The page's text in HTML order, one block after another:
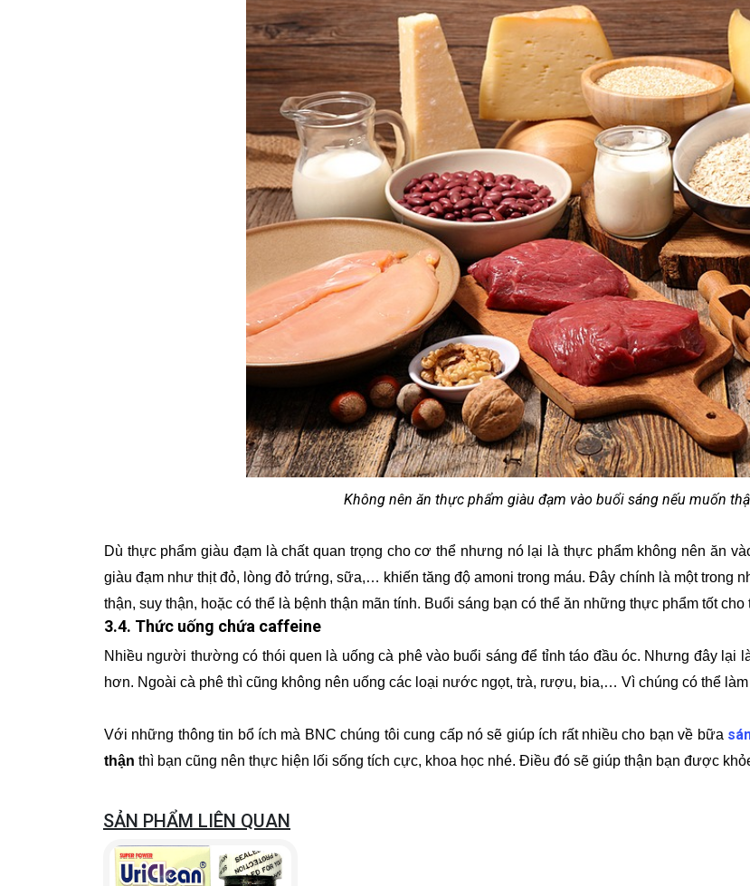
Không nên ăn thực phẩm giàu đạm vào buổi sáng nếu muốn
Dù thực phẩm giàu đạm là chất quan trọng cho cơ thể nhưng nó lại là thực phẩm không nên ăn
giàu đạm như thịt đỏ, lòng đỏ trứng, sữa,… khiến tăng độ amoni trong máu. Đây chính là một trong
thận, suy thận, hoặc có thể là bệnh thận mãn tính. Buổi sáng bạn có thể ăn những thực phẩm tốt
3.4. Thức uống chứa caffeine
Nhiều người thường có thói quen là uống cà phê vào buổi sáng để tỉnh táo đầu óc. Nhưng đây lại
hơn. Ngoài cà phê thì cũng không nên uống các loại nước ngọt, trà, rượu, bia,… Vì chúng có thể
Với những thông tin bổ ích mà BNC chúng tôi cung cấp nó sẽ giúp ích rất nhiều cho bạn về bữa
thận thì bạn cũng nên thực hiện lối sống tích cực, khoa học nhé. Điều đó sẽ giúp thận bạn được
SẢN PHẨM LIÊN QUAN